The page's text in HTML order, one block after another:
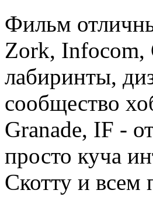
Фильм
Zork, Infocom,
лабиринты,
сообщество
Granade, IF -
просто куча
Скотту и всем